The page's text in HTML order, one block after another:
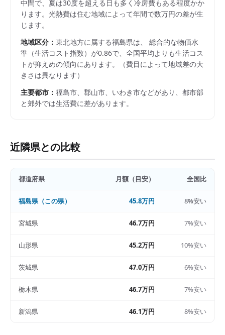
中間で、夏は30度を超える日も多く冷房費もある程度かか
ります。光熱費は住む地域によって年間で数万円の差が生
じます。
地域区分： 東北地方に属する福島県は、 総合的な物価水
準（生活コスト指数）が0.86で、 全国平均よりも生活コス
トが抑えめの傾向にあります。
（費目によって地域差の大
きさは異なります）
主要都市： 福島市、郡山市、いわき市などがあり、都市部
と郊外では生活費に差があります。
近隣県との比較
都道府県 月額（目安） 全国比
福島県（この県） 45.8万円 8%安い
宮城県 46.7万円 7%安い
山形県 45.2万円 10%安い
茨城県 47.0万円 6%安い
栃木県 46.7万円 7%安い
新潟県 46.1万円 8%安い